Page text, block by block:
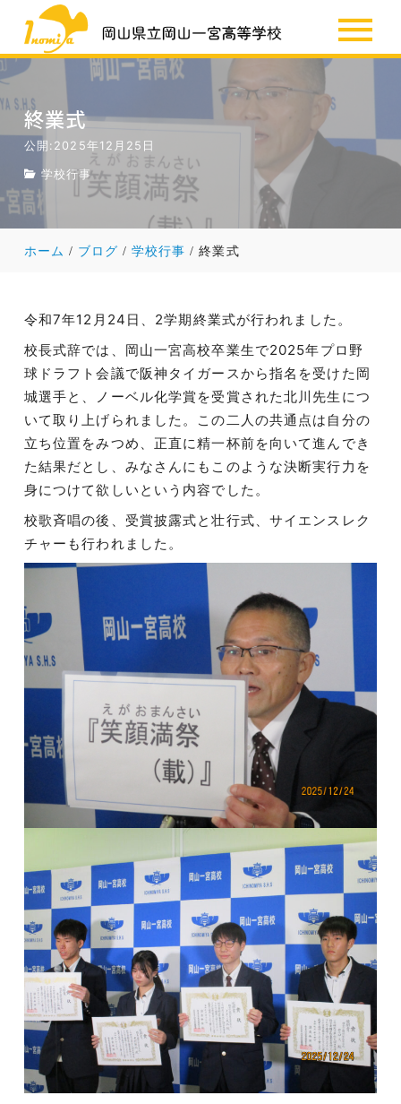
SSH
お知らせ
終業式
公開:2025年12月25日
学校行事
ホーム ブログ 学校行事 終業式
令和7年12月24日、2学期終業式が行われました。
校長式辞では、岡山一宮高校卒業生で2025年プロ野
球ドラフト会議で阪神タイガースから指名を受けた岡
城選手と、ノーベル化学賞を受賞された北川先生につ
いて取り上げられました。この二人の共通点は自分の
立ち位置をみつめ、正直に精一杯前を向いて進んでき
た結果だとし、みなさんにもこのような決断実行力を
身につけて欲しいという内容でした。
校歌斉唱の後、受賞披露式と壮行式、サイエンスレク
チャーも行われました。